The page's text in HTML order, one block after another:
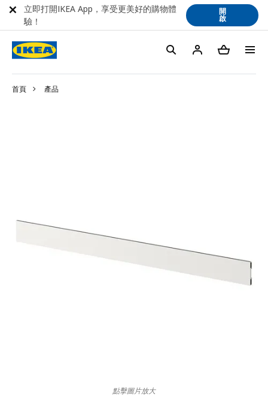
首頁 產品
點擊圖片放大
立即打開IKEA App，享受更美好的購物體
驗！
開
啟